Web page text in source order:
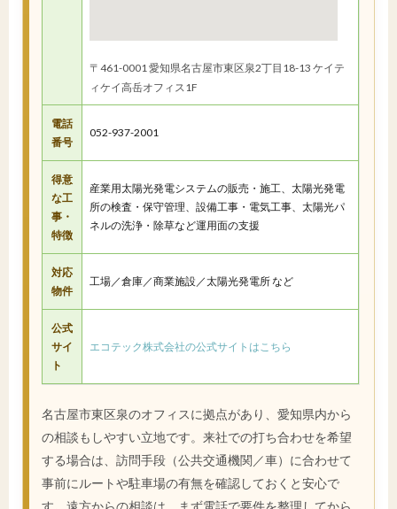
〒461-0001 愛知県名古屋市東区泉2丁目18-13 ケイテ
ィケイ高岳オフィス1F
電話
番号
052-937-2001
得意
な工
事・
特徴
産業用太陽光発電システムの販売・施工、太陽光発電
所の検査・保守管理、設備工事・電気工事、太陽光パ
ネルの洗浄・除草など運用面の支援
対応
物件
工場／倉庫／商業施設／太陽光発電所 など
公式
サイ
ト
エコテック株式会社の公式サイトはこちら
名古屋市東区泉のオフィスに拠点があり、愛知県内から
の相談もしやすい立地です。来社での打ち合わせを希望
する場合は、訪問手段（公共交通機関／車）に合わせて
事前にルートや駐車場の有無を確認しておくと安心で
す。遠方からの相談は、まず電話で要件を整理してから